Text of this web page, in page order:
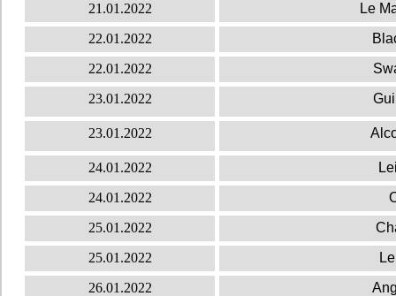
21.01.2022
Le
22.01.2022
22.01.2022
23.01.2022
23.01.2022
24.01.2022
24.01.2022
25.01.2022
25.01.2022
26.01.2022